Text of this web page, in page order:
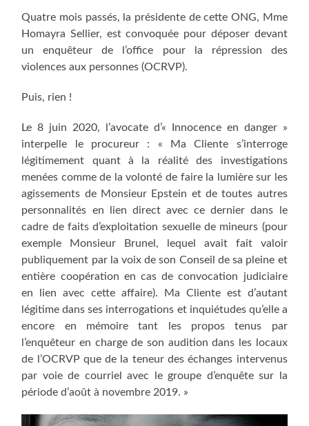
Quatre mois passés, la présidente de cette ONG, Mme
Homayra Sellier, est convoquée pour déposer devant
un enquêteur de l’office pour la répression des
violences aux personnes (OCRVP).
Puis, rien !
Le 8 juin 2020, l’avocate d’« Innocence en danger »
interpelle le procureur : « Ma Cliente s’interroge
légitimement quant à la réalité des investigations
menées comme de la volonté de faire la lumière sur les
agissements de Monsieur Epstein et de toutes autres
personnalités en lien direct avec ce dernier dans le
cadre de faits d’exploitation sexuelle de mineurs (pour
exemple Monsieur Brunel, lequel avait fait valoir
publiquement par la voix de son Conseil de sa pleine et
entière coopération en cas de convocation judiciaire
en lien avec cette affaire). Ma Cliente est d’autant
légitime dans ses interrogations et inquiétudes qu’elle a
encore en mémoire tant les propos tenus par
l’enquêteur en charge de son audition dans les locaux
de l’OCRVP que de la teneur des échanges intervenus
par voie de courriel avec le groupe d’enquête sur la
période d’août à novembre 2019. »